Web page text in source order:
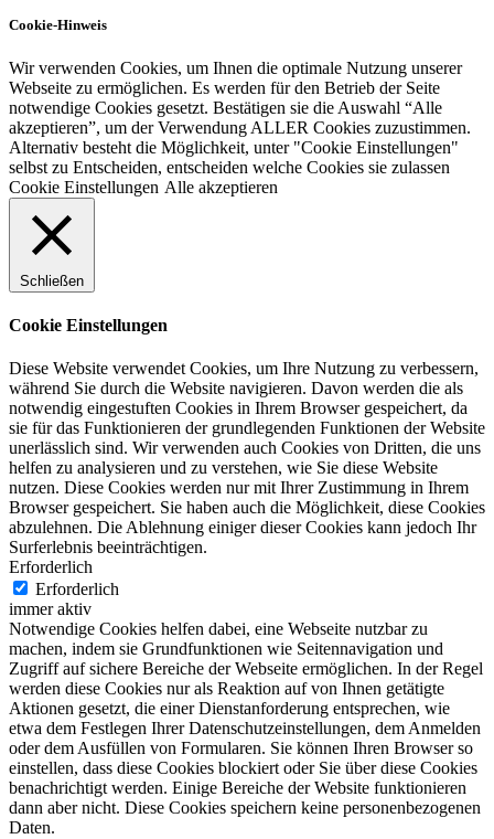
Cookie-Hinweis
Wir verwenden Cookies, um Ihnen die optimale Nutzung unserer
Webseite zu ermöglichen. Es werden für den Betrieb der Seite
notwendige Cookies gesetzt. Bestätigen sie die Auswahl “Alle
akzeptieren”, um der Verwendung ALLER Cookies zuzustimmen.
Alternativ besteht die Möglichkeit, unter "Cookie Einstellungen"
selbst zu Entscheiden, entscheiden welche Cookies sie zulassen
Cookie Einstellungen Alle akzeptieren
Schließen
Cookie Einstellungen
Diese Website verwendet Cookies, um Ihre Nutzung zu verbessern,
während Sie durch die Website navigieren. Davon werden die als
notwendig eingestuften Cookies in Ihrem Browser gespeichert, da
sie für das Funktionieren der grundlegenden Funktionen der Website
unerlässlich sind. Wir verwenden auch Cookies von Dritten, die uns
helfen zu analysieren und zu verstehen, wie Sie diese Website
nutzen. Diese Cookies werden nur mit Ihrer Zustimmung in Ihrem
Browser gespeichert. Sie haben auch die Möglichkeit, diese Cookies
abzulehnen. Die Ablehnung einiger dieser Cookies kann jedoch Ihr
Surferlebnis beeinträchtigen.
Erforderlich
Erforderlich
immer aktiv
Notwendige Cookies helfen dabei, eine Webseite nutzbar zu
machen, indem sie Grundfunktionen wie Seitennavigation und
Zugriff auf sichere Bereiche der Webseite ermöglichen. In der Regel
werden diese Cookies nur als Reaktion auf von Ihnen getätigte
Aktionen gesetzt, die einer Dienstanforderung entsprechen, wie
etwa dem Festlegen Ihrer Datenschutzeinstellungen, dem Anmelden
oder dem Ausfüllen von Formularen. Sie können Ihren Browser so
einstellen, dass diese Cookies blockiert oder Sie über diese Cookies
benachrichtigt werden. Einige Bereiche der Website funktionieren
dann aber nicht. Diese Cookies speichern keine personenbezogenen
Daten.